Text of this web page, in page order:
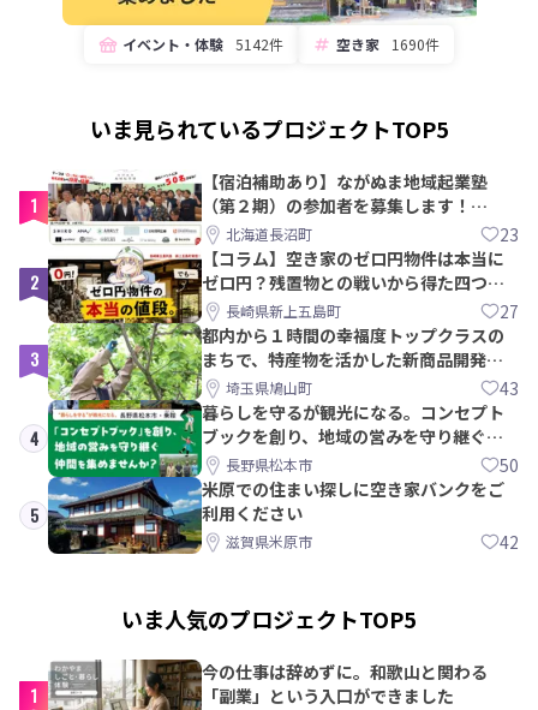
イベント・体験 5142件 空き家 1690件
いま見られているプロジェクトTOP5
1
【宿泊補助あり】ながぬま地域起業塾
（第２期）の参加者を募集します！
【8/21〆】
北海道長沼町 23
2
【コラム】空き家のゼロ円物件は本当に
ゼロ円？残置物との戦いから得た四つの
教訓｜新上五島町
長崎県新上五島町 27
3
都内から１時間の幸福度トップクラスの
まちで、特産物を活かした新商品開発＆
PRメンバー募集！
埼玉県鳩山町 43
4
暮らしを守るが観光になる。コンセプト
ブックを創り、地域の営みを守り継ぐ仲
間を集めませんか？
長野県松本市 50
5
米原での住まい探しに空き家バンクをご
利用ください
滋賀県米原市 42
いま人気のプロジェクトTOP5
1
今の仕事は辞めずに。和歌山と関わる
「副業」という入口ができました